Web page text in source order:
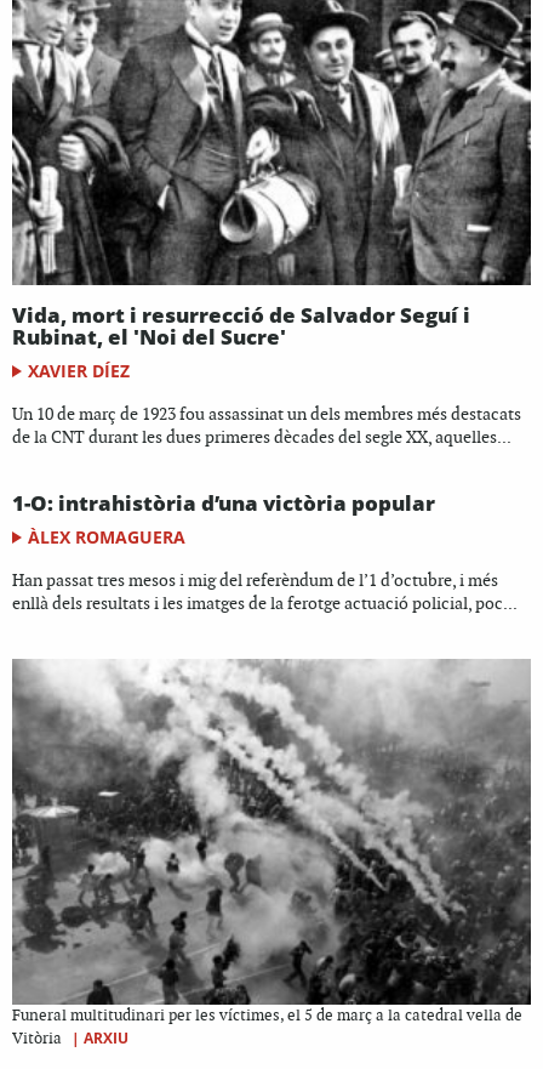
Vida, mort i resurrecció de Salvador Seguí i
Rubinat, el 'Noi del Sucre'
XAVIER DÍEZ
Un 10 de març de 1923 fou assassinat un dels membres més destacats
de la CNT durant les dues primeres dècades del segle XX, aquelles...
1-O: intrahistòria d’una victòria popular
ÀLEX ROMAGUERA
Han passat tres mesos i mig del referèndum de l’1 d’octubre, i més
enllà dels resultats i les imatges de la ferotge actuació policial, poc...
Funeral multitudinari per les víctimes, el 5 de març a la catedral vella de
Vitòria
| ARXIU